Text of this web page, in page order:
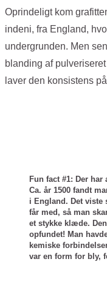
Oprindeligt kom
indeni, fra England,
undergrunden. Men
blanding af
laver den konsistens
Fun fact #1: Der
Ca. år 1500 fandt
i England. Det
får med, så man
et stykke klæde.
opfundet! Man
kemiske
var en form for bly,